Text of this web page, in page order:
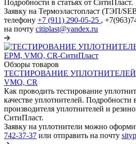
Подробности в статьях от СитиПласт.
Заявку на Термоэластопласт (ТЭП/
телефону +7 (911) 290-05-25 ,
на почту citiplast@yandex.ru
Обзоры товаров
ТЕСТИРОВАНИЕ УПЛОТНИТЕЛЕЙ
VMQ, CR
Как проводить тестирование
качестве уплотнителей. Подробности
производителя уплотнителей и
СитиПласт.
Заявку на уплотнители можно
742-37-37 или отправить на почту